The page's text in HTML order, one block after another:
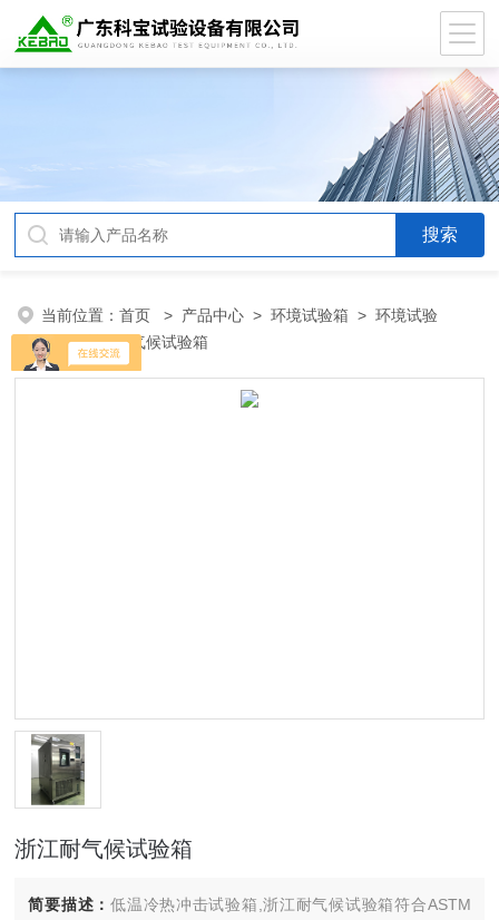
当前位置：首页 > 产品中心 >环境试验箱 >环境试验
箱
> 浙江耐气候试验箱
浙江耐气候试验箱
简要描述：低温冷热冲击试验箱,浙江耐气候试验箱符合ASTM